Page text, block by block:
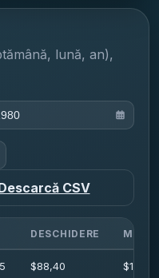
lună, an),
CSV
DESCHIDERE
$88,40 $